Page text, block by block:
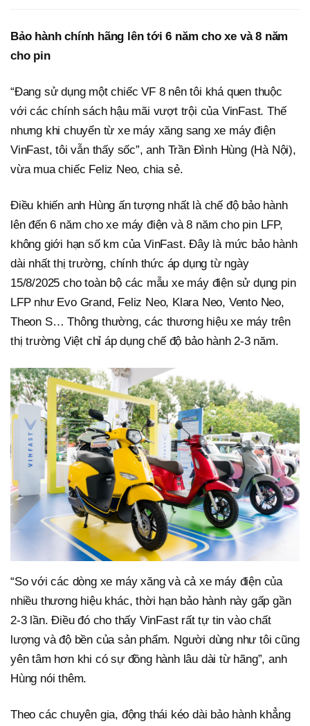
Bảo hành chính hãng lên tới 6 năm cho xe và 8 năm
cho pin
“Đang sử dụng một chiếc VF 8 nên tôi khá quen thuộc
với các chính sách hậu mãi vượt trội của VinFast. Thế
nhưng khi chuyển từ xe máy xăng sang xe máy điện
VinFast, tôi vẫn thấy sốc”, anh Trần Đình Hùng (Hà Nội),
vừa mua chiếc Feliz Neo, chia sẻ.
Điều khiến anh Hùng ấn tượng nhất là chế độ bảo hành
lên đến 6 năm cho xe máy điện và 8 năm cho pin LFP,
không giới hạn số km của VinFast. Đây là mức bảo hành
dài nhất thị trường, chính thức áp dụng từ ngày
15/8/2025 cho toàn bộ các mẫu xe máy điện sử dụng pin
LFP như Evo Grand, Feliz Neo, Klara Neo, Vento Neo,
Theon S… Thông thường, các thương hiệu xe máy trên
thị trường Việt chỉ áp dụng chế độ bảo hành 2-3 năm.
“So với các dòng xe máy xăng và cả xe máy điện của
nhiều thương hiệu khác, thời hạn bảo hành này gấp gần
2-3 lần. Điều đó cho thấy VinFast rất tự tin vào chất
lượng và độ bền của sản phẩm. Người dùng như tôi cũng
yên tâm hơn khi có sự đồng hành lâu dài từ hãng”, anh
Hùng nói thêm.
Theo các chuyên gia, động thái kéo dài bảo hành khẳng